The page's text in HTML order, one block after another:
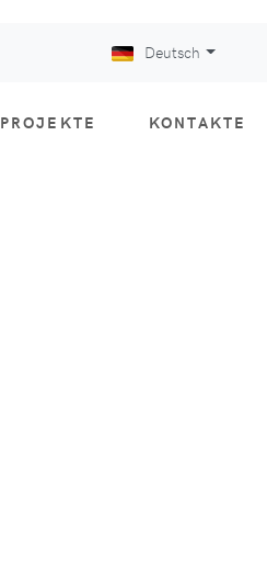
Deutsch
PROJEKTE KONTAKTE